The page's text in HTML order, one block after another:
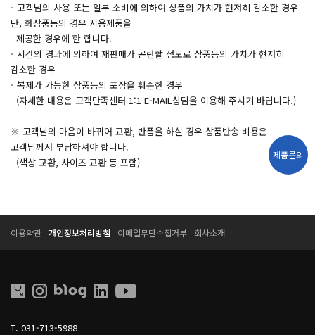
- 고객님의 사용 또는 일부 소비에 의하여 상품의 가치가 현저히 감소한 경우
단, 화장품등의 경우 시용제품을
제공한 경우에 한 합니다.
- 시간의 경과에 의하여 재판매가 곤란할 정도로 상품등의 가치가 현저히
감소한 경우
- 복제가 가능한 상품등의 포장을 훼손한 경우
(자세한 내용은 고객만족센터 1:1 E-MAIL상담을 이용해 주시기 바랍니다.)
※ 고객님의 마음이 바뀌어 교환, 반품을 하실 경우 상품반송 비용은
고객님께서 부담하셔야 합니다.
(색상 교환, 사이즈 교환 등 포함)
T. 031-713-5988
이용약관 개인정보처리방침 이메일무단수집거부 회사소개
제품문의